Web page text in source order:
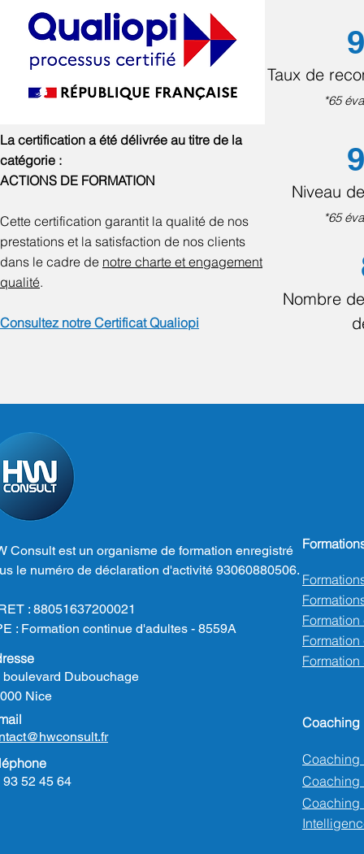
La certification a été délivrée au titre de la
catégorie :
ACTIONS DE FORMATION
Cette certification garantit la qualité de nos
prestations et la satisfaction de nos clients
dans le cadre de notre charte et engagement
qualité.
Consultez notre Certificat Qualiopi
Taux de
*65
Niveau
*65
Nombre
Consult est un organisme de formation enregistré
le numéro de déclaration d'activité 93060880506.
: 88051637200021
: Formation continue d'adultes - 8559A
boulevard Dubouchage
Nice
93 52 45 64
Coaching
Coaching
Coaching